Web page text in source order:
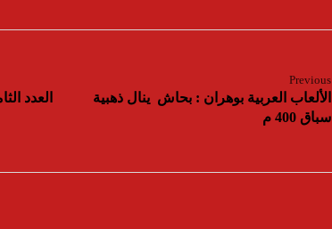
Previous
الألعاب العربية بوهران : بحاش ينال ذهبية
سباق 400 م